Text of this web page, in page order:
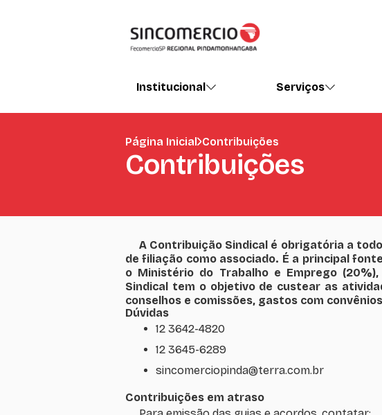
Institucional Serviços
Página Inicial Contribuições
Contribuições
A Contribuição Sindical é obrigatória a
de filiação como associado. É a principal
o Ministério do Trabalho e Emprego
Sindical tem o objetivo de custear as
conselhos e comissões, gastos com
Dúvidas
12 3642-4820
12 3645-6289
sincomerciopinda@terra.com.br
Contribuições em atraso